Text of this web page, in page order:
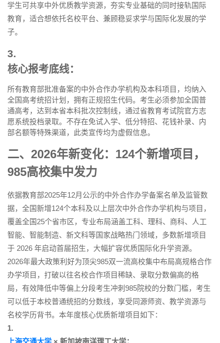
学生可共享中外优质教学资源，夯实专业基础的同时接轨国际
教育，适合想依托名校平台、兼顾稳妥求学与国际化发展的学
子。
3.
核心报考底线：
所有教育部批准备案的中外合作办学机构及本科项目，均纳入
全国高考统招计划，拥有正规招生代码。考生必须参加全国普
通高考，达到本省本科批次控制线，通过省教育考试院官方志
愿系统投档录取。不存在免试入学、低分特招、花钱补录、内
部名额等特殊渠道，此类宣传均为虚假信息。
二、2026年新变化：124个新增项目，
985高校集中发力
依据教育部2025年12月公示的中外合作办学备案名单及监管数
据，全国新增124个本科及以上层次中外合作办学机构与项目，
覆盖全国25个省市区，专业布局涵盖工科、理科、商科、人工
智能、智能制造、新文科等国家战略热门领域，多数新增项目
于 2026 年启动首届招生，大幅扩容优质国际化升学资源。
2026年最大政策利好为顶尖985双一流高校集中布局高规格合作
办学项目，打破以往名校合作项目稀缺、录取分数偏高的格
局，有效降低中等偏上分段考生冲刺985院校的分数门槛，考生
可以低于本校普通统招的分数线，享受同源师资、教学资源与
名校学历背书。本年度核心优质新增项目如下：
1.
上海交通大学 × 新加坡南洋理工大学：